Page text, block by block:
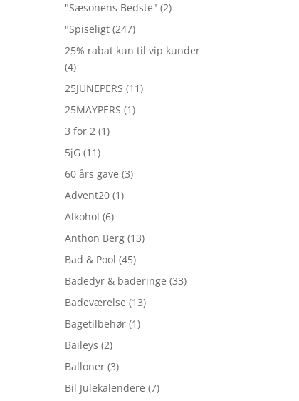
"Sæsonens Bedste" (2)
"Spiseligt (247)
25% rabat kun til vip kunder
(4)
25JUNEPERS (11)
25MAYPERS (1)
3 for 2 (1)
5jG (11)
60 års gave (3)
Advent20 (1)
Alkohol (6)
Anthon Berg (13)
Bad & Pool (45)
Badedyr & baderinge (33)
Badeværelse (13)
Bagetilbehør (1)
Baileys (2)
Balloner (3)
Bil Julekalendere (7)